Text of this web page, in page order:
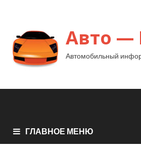
Авто —
Автомобильный
ГЛАВНОЕ МЕНЮ